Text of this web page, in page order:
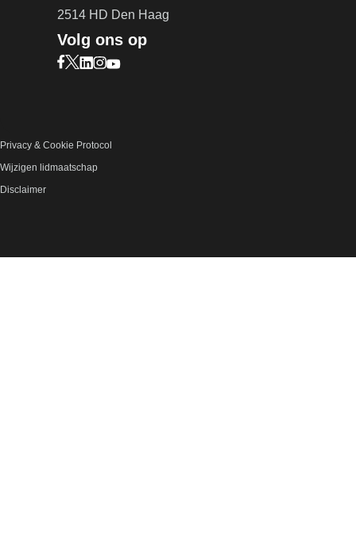
2514 HD Den Haag
Volg ons op
Bezoek onze Facebook pagina (opent in nieuw
Bezoek onze X pagina (opent in nieuw tabblad)
Bezoek onze LinkedIn pagina (opent in nieuw
Bezoek onze Instagram pagina (opent in
Bezoek onze YouTube pagina (opent in
Privacy & Cookie Protocol
Wijzigen lidmaatschap
Disclaimer